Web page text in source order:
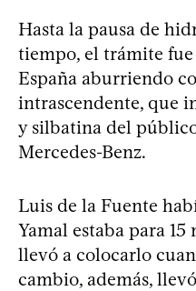
Hasta la pausa de
tiempo, el trámite
España aburriendo
intrascendente, que
y silbatina del
Mercedes-Benz.
Luis de la Fuente
Yamal estaba para
llevó a colocarlo
cambio, además,